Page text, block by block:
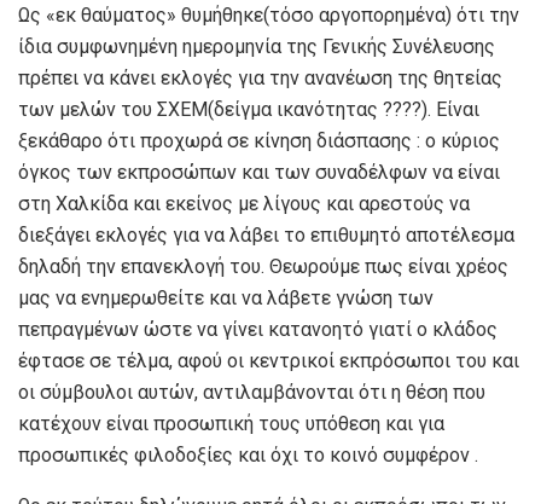
Ως «εκ θαύματος» θυμήθηκε(τόσο αργοπορημένα) ότι την
ίδια συμφωνημένη ημερομηνία της Γενικής Συνέλευσης
πρέπει να κάνει εκλογές για την ανανέωση της θητείας
των μελών του ΣΧΕΜ(δείγμα ικανότητας ????). Είναι
ξεκάθαρο ότι προχωρά σε κίνηση διάσπασης : ο κύριος
όγκος των εκπροσώπων και των συναδέλφων να είναι
στη Χαλκίδα και εκείνος με λίγους και αρεστούς να
διεξάγει εκλογές για να λάβει το επιθυμητό αποτέλεσμα
δηλαδή την επανεκλογή του. Θεωρούμε πως είναι χρέος
μας να ενημερωθείτε και να λάβετε γνώση των
πεπραγμένων ώστε να γίνει κατανοητό γιατί ο κλάδος
έφτασε σε τέλμα, αφού οι κεντρικοί εκπρόσωποι του και
οι σύμβουλοι αυτών, αντιλαμβάνονται ότι η θέση που
κατέχουν είναι προσωπική τους υπόθεση και για
προσωπικές φιλοδοξίες και όχι το κοινό συμφέρον .